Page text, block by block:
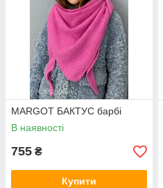
MARGOT БАКТУС барбі
В наявності
755 ₴
Купити